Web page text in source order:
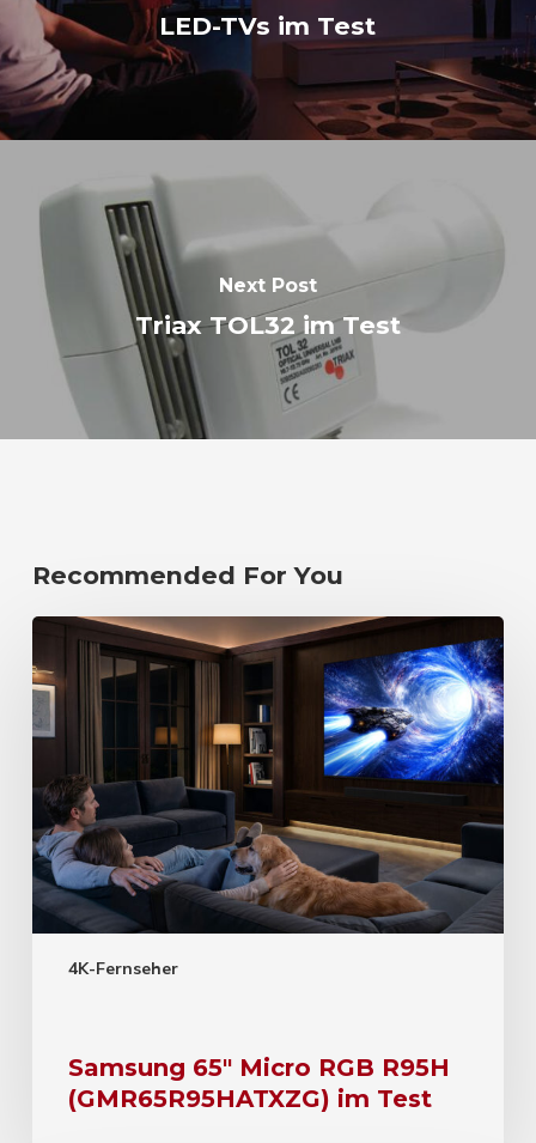
LED-TVs im Test
Next Post
Triax TOL32 im Test
Recommended For You
4K-Fernseher
Samsung 65″ Micro RGB R95H
(GMR65R95HATXZG) im Test